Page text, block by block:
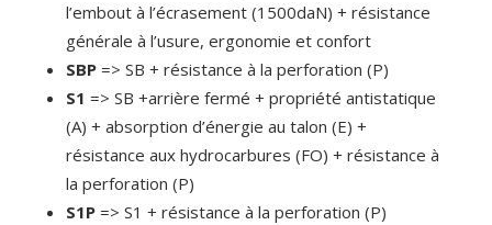
l’embout à l’écrasement (1500daN) + résistance
générale à l’usure, ergonomie et confort
SBP => SB + résistance à la perforation (P)
S1 => SB +arrière fermé + propriété antistatique
(A) + absorption d’énergie au talon (E) +
résistance aux hydrocarbures (FO) + résistance à
la perforation (P)
S1P=> S1 + résistance à la perforation (P)